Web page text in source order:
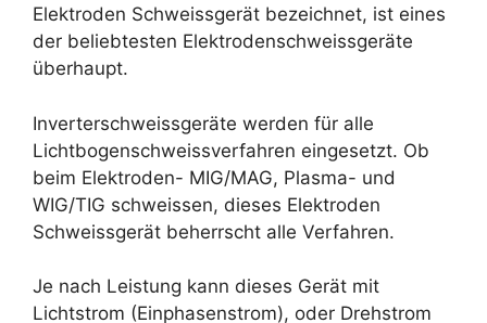
Elektroden Schweissgerät bezeichnet, ist eines
der beliebtesten Elektrodenschweissgeräte
überhaupt.
Inverterschweissgeräte werden für alle
Lichtbogenschweissverfahren eingesetzt. Ob
beim Elektroden- MIG/MAG, Plasma- und
WIG/TIG schweissen, dieses Elektroden
Schweissgerät beherrscht alle Verfahren.
Je nach Leistung kann dieses Gerät mit
Lichtstrom (Einphasenstrom), oder Drehstrom